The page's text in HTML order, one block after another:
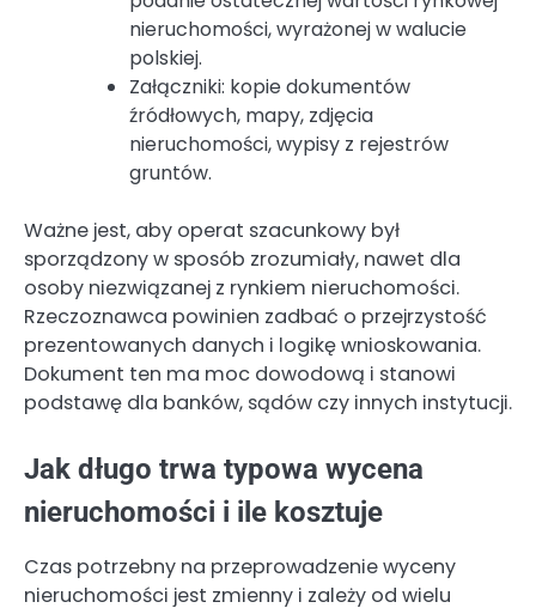
nieruchomości, wyrażonej w walucie
polskiej.
Załączniki: kopie dokumentów
źródłowych, mapy, zdjęcia
nieruchomości, wypisy z rejestrów
gruntów.
Ważne jest, aby operat szacunkowy był
sporządzony w sposób zrozumiały, nawet dla
osoby niezwiązanej z rynkiem nieruchomości.
Rzeczoznawca powinien zadbać o przejrzystość
prezentowanych danych i logikę wnioskowania.
Dokument ten ma moc dowodową i stanowi
podstawę dla banków, sądów czy innych instytucji.
Jak długo trwa typowa wycena
nieruchomości i ile kosztuje
Czas potrzebny na przeprowadzenie wyceny
nieruchomości jest zmienny i zależy od wielu